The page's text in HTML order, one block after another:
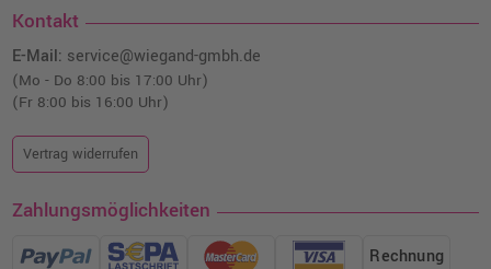
Kontakt
E-Mail: service@wiegand-gmbh.de
(Mo - Do 8:00 bis 17:00 Uhr)
(Fr 8:00 bis 16:00 Uhr)
Vertrag widerrufen
Zahlungsmöglichkeiten
Rechnung